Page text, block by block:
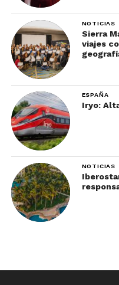
NOTICIAS
Sierra
viajes
ESPAÑA
Iryo:
NOTICIAS